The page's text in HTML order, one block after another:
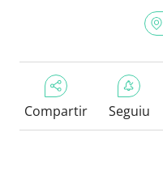
Compartir Seguiu